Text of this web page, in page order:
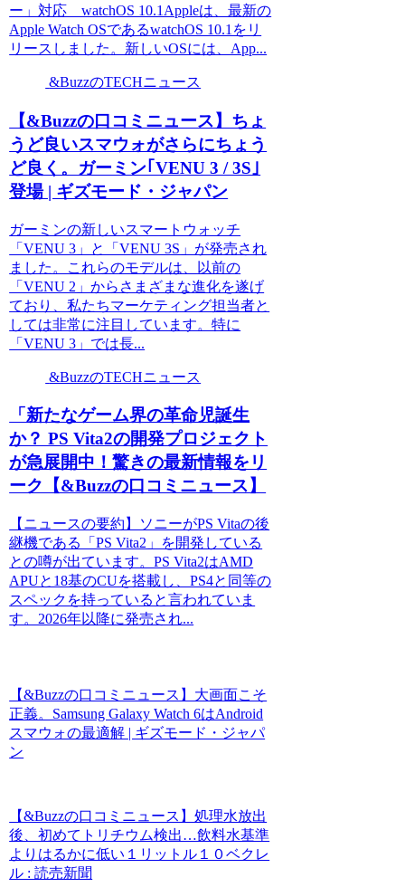
ー」対応 watchOS 10.1Appleは、最新の
Apple Watch OSであるwatchOS 10.1をリ
リースしました。新しいOSには、App...
&BuzzのTECHニュース
【&Buzzの口コミニュース】ちょ
うど良いスマウォがさらにちょう
ど良く。ガーミン｢VENU 3 / 3S｣
登場 | ギズモード・ジャパン
ガーミンの新しいスマートウォッチ
「VENU 3」と「VENU 3S」が発売され
ました。これらのモデルは、以前の
「VENU 2」からさまざまな進化を遂げ
ており、私たちマーケティング担当者と
しては非常に注目しています。特に
「VENU 3」では長...
&BuzzのTECHニュース
「新たなゲーム界の革命児誕生
か？ PS Vita2の開発プロジェクト
が急展開中！驚きの最新情報をリ
ーク【&Buzzの口コミニュース】
【ニュースの要約】ソニーがPS Vitaの後
継機である「PS Vita2」を開発している
との噂が出ています。PS Vita2はAMD
APUと18基のCUを搭載し、PS4と同等の
スペックを持っていると言われていま
す。2026年以降に発売され...
【&Buzzの口コミニュース】大画面こそ
正義。Samsung Galaxy Watch 6はAndroid
スマウォの最適解 | ギズモード・ジャパ
ン
【&Buzzの口コミニュース】処理水放出
後、初めてトリチウム検出…飲料水基準
よりはるかに低い１リットル１０ベクレ
ル : 読売新聞